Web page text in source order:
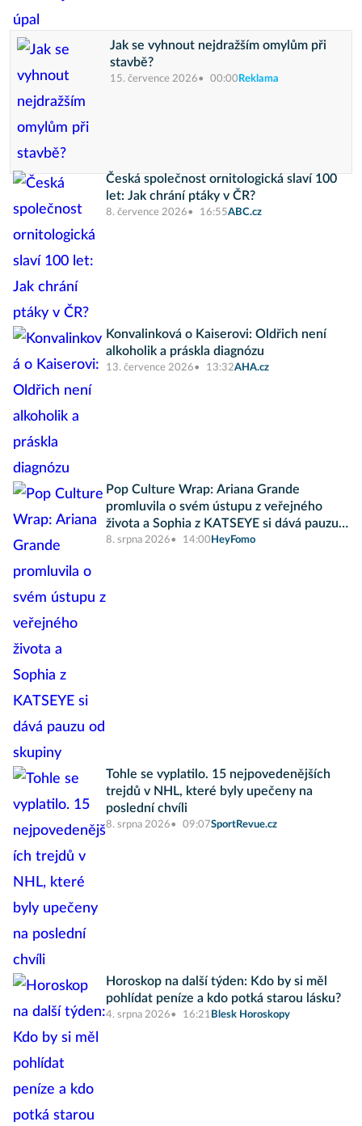
Jak se vyhnout nejdražším omylům při
stavbě?
15. července 2026 00:00 Reklama
Česká společnost ornitologická slaví 100
let: Jak chrání ptáky v ČR?
8. července 2026 16:55ABC.cz
Konvalinková o Kaiserovi: Oldřich není
alkoholik a práskla diagnózu
13. července 2026 13:32AHA.cz
Pop Culture Wrap: Ariana Grande
promluvila o svém ústupu z veřejného
života a Sophia z KATSEYE si dává pauzu
od skupiny
8. srpna 2026 14:00 HeyFomo
Tohle se vyplatilo. 15 nejpovedenějších
trejdů v NHL, které byly upečeny na
poslední chvíli
8. srpna 2026 09:07SportRevue.cz
Horoskop na další týden: Kdo by si měl
pohlídat peníze a kdo potká starou lásku?
4. srpna 2026 16:21 Blesk Horoskopy